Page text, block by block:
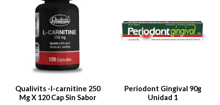
Qualivits -l-carnitine 250
Mg X 120 Cap Sin Sabor
Periodont Gingival 90g
Unidad 1